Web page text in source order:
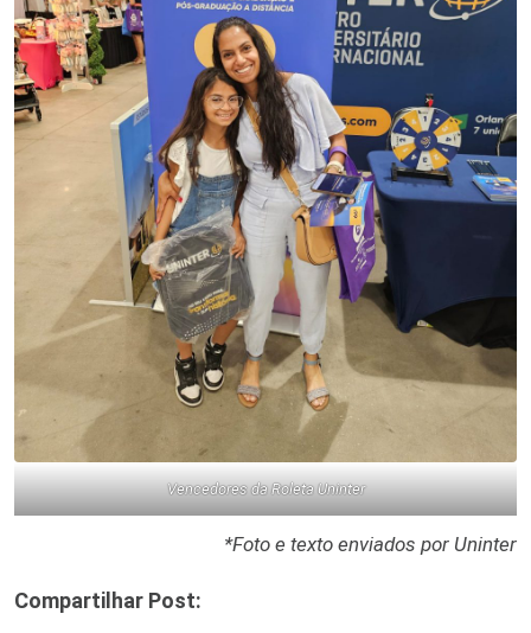
Vencedores da Roleta Uninter
*Foto e texto enviados por Uninter
Compartilhar Post: